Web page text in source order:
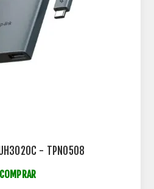
- TPN0508
COMPRAR